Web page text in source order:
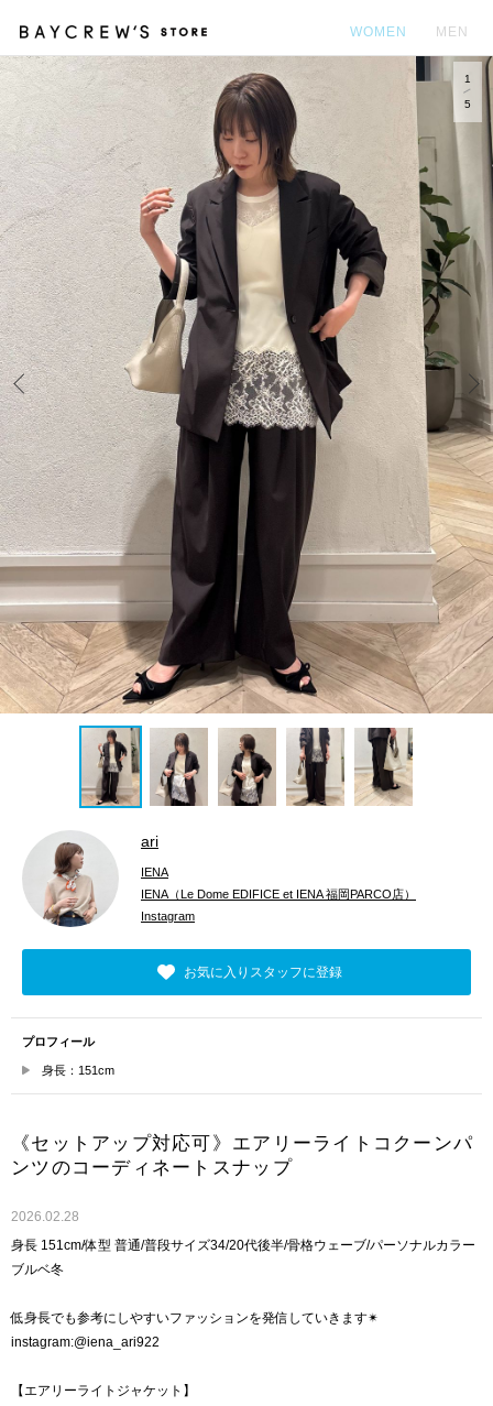
WOMEN MEN
Prev
1
5
ari
IENA
IENA（Le Dome EDIFICE et IENA 福岡PARCO店）
Instagram
お気に入りスタッフに登録
プロフィール
身長：151cm
《セットアップ対応可》エアリーライトコクーンパ
ンツのコーディネートスナップ
2026.02.28
身長 151cm/体型 普通/普段サイズ34/20代後半/骨格ウェーブ/パーソナルカラー
ブルベ冬
低身長でも参考にしやすいファッションを発信していきます✴︎
instagram:@iena_ari922
【エアリーライトジャケット】